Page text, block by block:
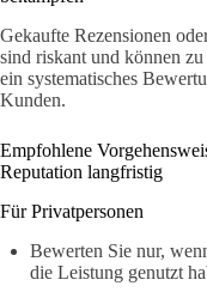
Gekaufte Rezensionen
sind riskant und können
ein systematisches
Kunden.
Empfohlene
Reputation langfristig
Für Privatpersonen
Bewerten Sie nur,
die Leistung genutzt